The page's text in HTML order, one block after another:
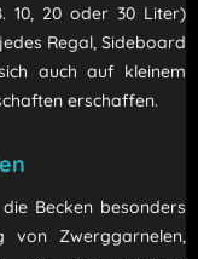
10, 20 oder 30 Liter)
Regal, Sideboard
auch auf kleinem
erschaffen.
Becken besonders
Zwerggarnelen,